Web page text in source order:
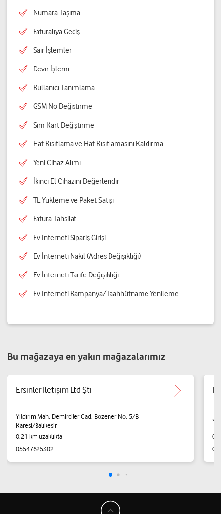
Numara Taşıma
Faturalıya Geçiş
Sair İşlemler
Devir İşlemi
Kullanıcı Tanımlama
GSM No Değiştirme
Sim Kart Değiştirme
Hat Kısıtlama ve Hat Kısıtlamasını Kaldırma
Yeni Cihaz Alımı
İkinci El Cihazını Değerlendir
TL Yükleme ve Paket Satışı
Fatura Tahsilat
Ev İnterneti Sipariş Girişi
Ev İnterneti Nakil (Adres Değişikliği)
Ev İnterneti Tarife Değişikliği
Ev İnterneti Kampanya/Taahhütname Yenileme
Bu mağazaya en yakın mağazalarımız
Ersinler İletişim Ltd Şti
Yıldırım Mah. Demirciler Cad. Bozener No: 5/B
Karesi/Balıkesir
0.21 km uzaklıkta
05547625302